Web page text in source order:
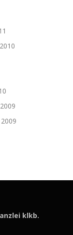
klkb.